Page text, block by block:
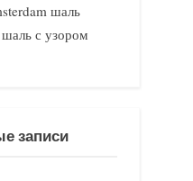
шаль
с узором
записи